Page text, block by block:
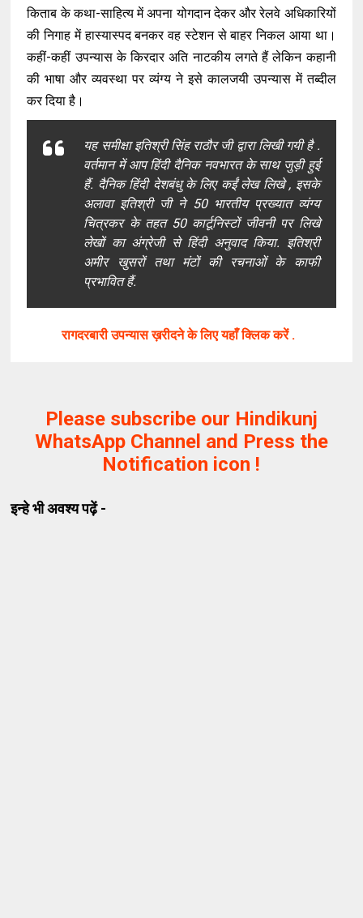
किताब के कथा-साहित्य में अपना योगदान देकर और रेलवे अधिकारियों
की निगाह में हास्यास्पद बनकर वह स्टेशन से बाहर निकल आया था।
कहीं-कहीं उपन्यास के किरदार अति नाटकीय लगते हैं लेकिन कहानी
की भाषा और व्यवस्था पर व्यंग्य ने इसे कालजयी उपन्यास में तब्दील
कर दिया है।
यह समीक्षा इतिश्री सिंह राठौर जी द्वारा लिखी गयी है .
वर्तमान में आप हिंदी दैनिक नवभारत के साथ जुड़ी हुई
हैं. दैनिक हिंदी देशबंधु के लिए कईं लेख लिखे , इसके
अलावा इतिश्री जी ने 50 भारतीय प्रख्यात व्यंग्य
चित्रकर के तहत 50 कार्टूनिस्टों जीवनी पर लिखे
लेखों का अंग्रेजी से हिंदी अनुवाद किया. इतिश्री
अमीर खुसरों तथा मंटों की रचनाओं के काफी
प्रभावित हैं.
रागदरबारी उपन्यास ख़रीदने के लिए यहाँ क्लिक करें .
Please subscribe our Hindikunj
WhatsApp Channel and Press the
Notification icon !
इन्हे भी अवश्य पढ़ें -